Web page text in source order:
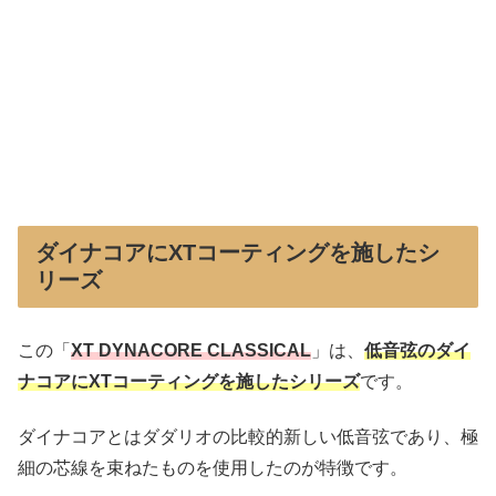
ダイナコアにXTコーティングを施したシ
リーズ
この「 XT DYNACORE CLASSICAL 」は、 低音弦のダイ
ナコアにXTコーティングを施したシリーズです。
ダイナコアとはダダリオの比較的新しい低音弦であり、極
細の芯線を束ねたものを使用したのが特徴です。